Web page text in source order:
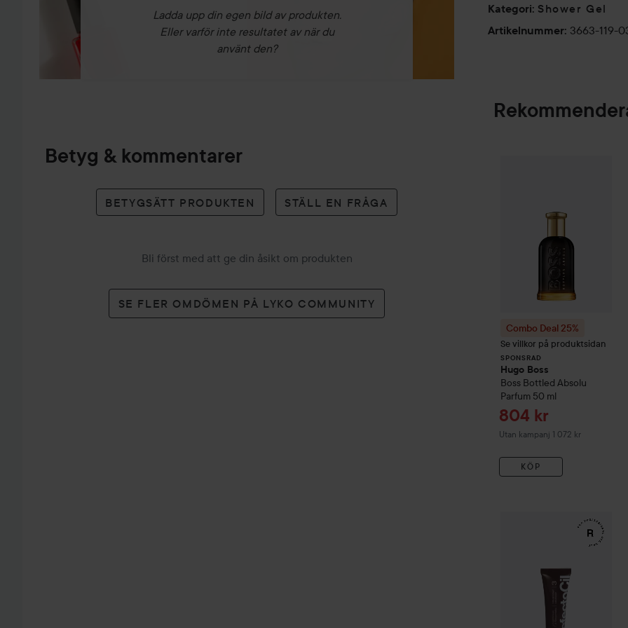
Ladda upp din egen bild av produkten.
Eller varför inte resultatet av när du
använt den?
Betyg & kommentarer
BETYGSÄTT PRODUKTEN STÄLL EN FRÅGA
Bli först med att ge din åsikt om produkten
SE FLER OMDÖMEN PÅ LYKO COMMUNITY
Kategori: Shower Gel
Artikelnummer: 3663-119-
Combo Deal 25%
Se villkor på produktsidan
SPONSRAD
Hugo Boss
Boss Bottled Absolu
Parfum 50 ml
Reapris
804 kr
Utan kampanj 1 072 kr
KÖP
RefectoCil